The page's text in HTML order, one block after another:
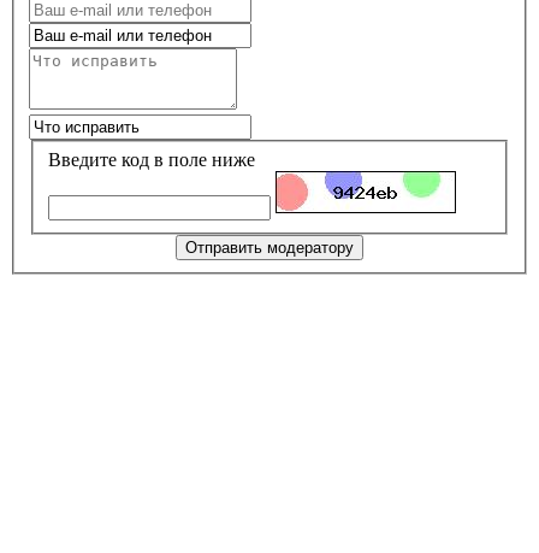
Введите код в поле ниже
Отправить модератору